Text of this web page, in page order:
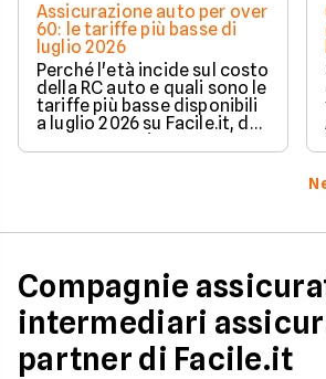
Assicurazione auto per over
60: le tariffe più basse di
luglio 2026
Perché l'età incide sul costo
della RC auto e quali sono le
tariffe più basse disponibili
a luglio 2026 su Facile.it, da
106,32€ annui.
Compagnie
intermediari
partner di Facile.it